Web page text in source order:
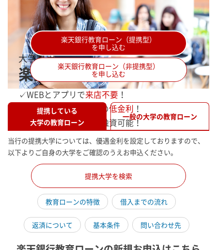
大学専用
楽天銀行教育ローン
✓WEBとアプリで来店不要 ！
✓ネット銀行ならではの低金利 ！
最短翌営業日からご融資可能！
楽天銀行教育ローン（提携型）
を申し込む
楽天銀行教育ローン（非提携型）
を申し込む
提携している
大学の教育ローン
一般の大学の教育ローン
当行の提携大学については、優遇金利を設定しておりますので、
以下よりご自身の大学をご確認のうえお申込ください。
提携大学を検索
教育ローンの特徴 借入までの流れ
返済について 基本条件 問い合わせ先